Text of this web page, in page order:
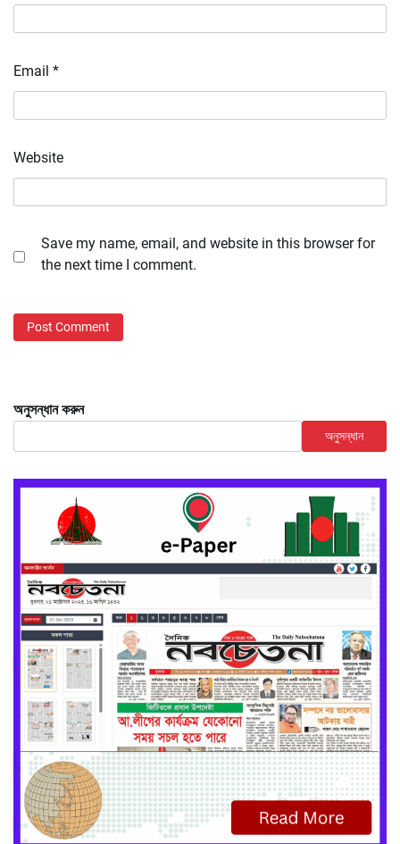
Email *
Website
Save my name, email, and website in this browser for
the next time I comment.
অনুসন্ধান করুন
অনুসন্ধান